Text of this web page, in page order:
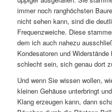
immer noch ranghöchsten
nicht sehen kann, sind die
Frequenzweiche. Diese
dem ich auch nahezu
Kondesatoren und
schlecht sein, sich genau dort
Und wenn Sie wissen wollen,
kleinen Gehäuse unterbringt
Klang erzeugen kann, dann